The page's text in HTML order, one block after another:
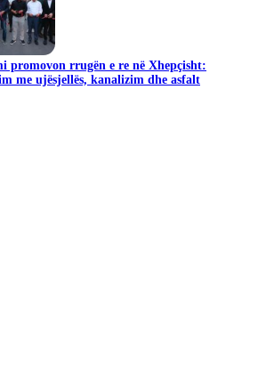
promovon rrugën e re në Xhepçisht:
me ujësjellës, kanalizim dhe asfalt